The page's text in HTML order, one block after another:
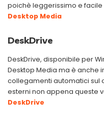
poichè leggerissimo e facile
Desktop Media
DeskDrive
DeskDrive, disponibile per
Desktop Media ma è anche
collegamenti automatici sul
esterni non appena queste
DeskDrive